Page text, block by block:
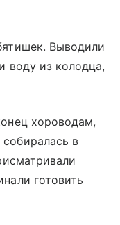
Выводили
воду из колодца,
хороводам,
в
готовить